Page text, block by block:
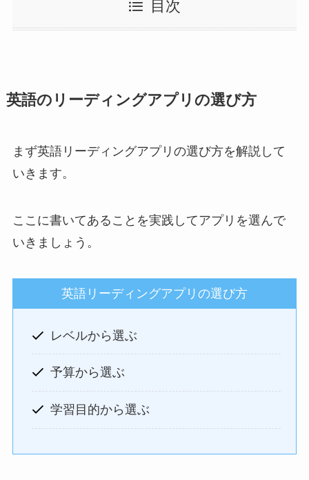
目次
英語のリーディングアプリの選び方
まず英語リーディングアプリの選び方を解説して
いきます。
ここに書いてあることを実践してアプリを選んで
いきましょう。
英語リーディングアプリの選び方
レベルから選ぶ
予算から選ぶ
学習目的から選ぶ